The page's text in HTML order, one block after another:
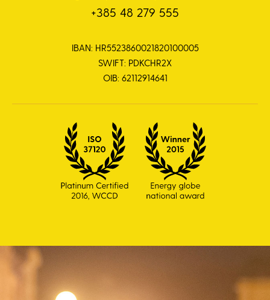
+385 48 279 555
IBAN: HR5523860021820100005
SWIFT: PDKCHR2X
OIB: 62112914641